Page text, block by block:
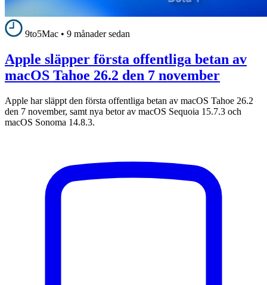
9to5Mac • 9 månader sedan
Apple släpper första offentliga betan av
macOS Tahoe 26.2 den 7 november
Apple har släppt den första offentliga betan av macOS Tahoe 26.2
den 7 november, samt nya betor av macOS Sequoia 15.7.3 och
macOS Sonoma 14.8.3.